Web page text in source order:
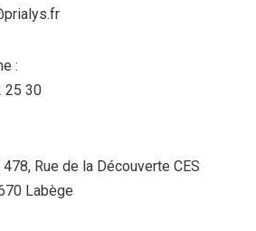
:
25 30
Rue de la Découverte CES
Labège